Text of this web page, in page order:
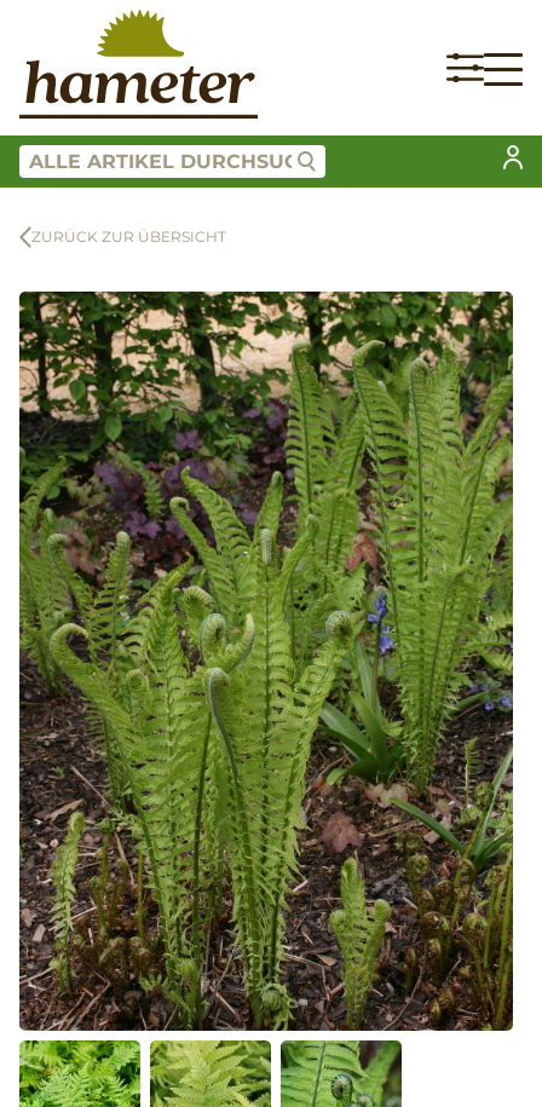
ZURÜCK ZUR ÜBERSICHT